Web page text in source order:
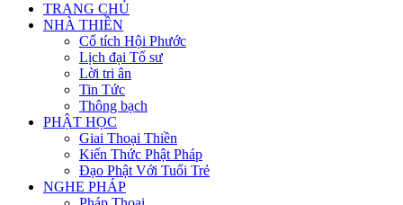
TRANG CHỦ
NHÀ THIỀN
Cổ tích Hội Phước
Lịch đại Tổ sư
Lời tri ân
Tin Tức
Thông bạch
PHẬT HỌC
Giai Thoại Thiền
Kiến Thức Phật Pháp
Đạo Phật Với Tuổi Trẻ
NGHE PHÁP